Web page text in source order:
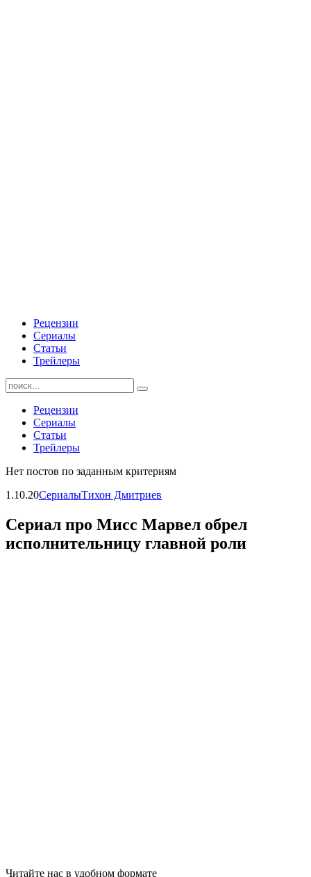
Рецензии
Сериалы
Статьи
Трейлеры
Найти:
Рецензии
Сериалы
Статьи
Трейлеры
Нет постов по заданным критериям
1.10.20СериалыТихон Дмитриев
Сериал про Мисс Марвел обрел
исполнительницу главной роли
Читайте нас в удобном формате